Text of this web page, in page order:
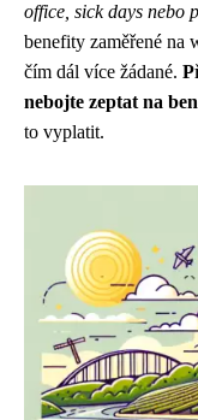
office, sick days nebo
benefity zaměřené na
čím dál více žádané.
nebojte zeptat na
to vyplatit.